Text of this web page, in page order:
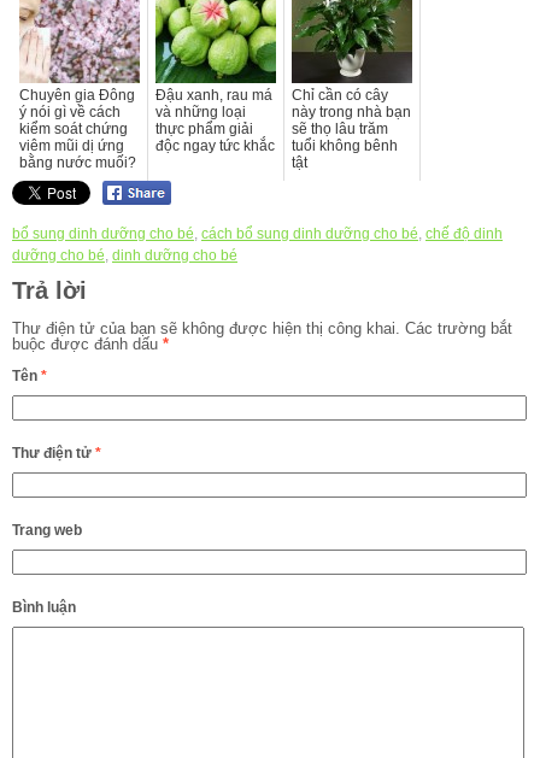
Chuyên gia Đông
ý nói gì về cách
kiểm soát chứng
viêm mũi dị ứng
bằng nước muối?
Đậu xanh, rau má
và những loại
thực phẩm giải
độc ngay tức khắc
Chỉ cần có cây
này trong nhà bạn
sẽ thọ lâu trăm
tuổi không bênh
tật
bổ sung dinh dưỡng cho bé, cách bổ sung dinh dưỡng cho bé, chế độ dinh
dưỡng cho bé, dinh dưỡng cho bé
Trả lời
Thư điện tử của bạn sẽ không được hiện thị công khai. Các trường bắt
buộc được đánh dấu *
Tên *
Thư điện tử *
Trang web
Bình luận